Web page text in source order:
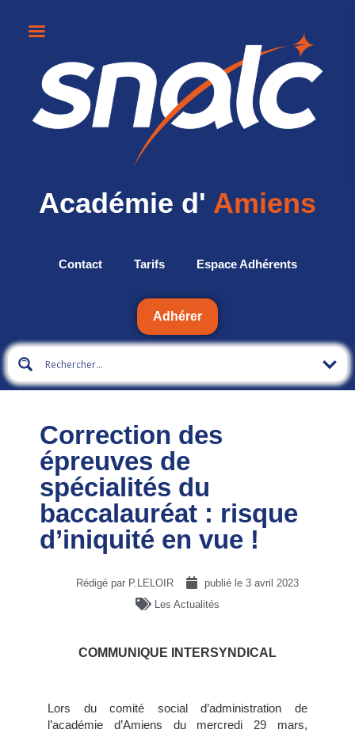
Académie d' Amiens
Contact Tarifs Espace Adhérents
Adhérer
Correction des
épreuves de
spécialités du
baccalauréat : risque
d’iniquité en vue !
Rédigé par P.LELOIR publié le 3 avril 2023
Les Actualités
COMMUNIQUE INTERSYNDICAL
Lors du comité social d’administration de
l’académie d’Amiens du mercredi 29 mars,